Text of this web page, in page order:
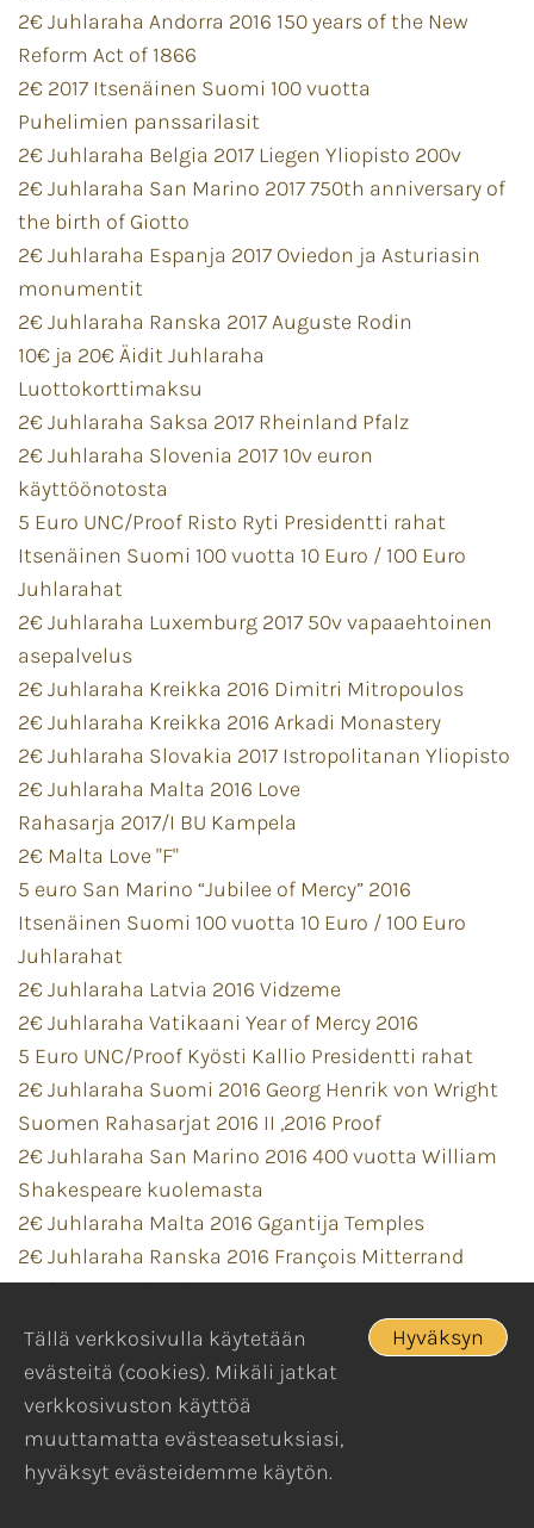
2€ Juhlaraha Andorra 2016 150 years of the New
Reform Act of 1866
2€ 2017 Itsenäinen Suomi 100 vuotta
Puhelimien panssarilasit
2€ Juhlaraha Belgia 2017 Liegen Yliopisto 200v
2€ Juhlaraha San Marino 2017 750th anniversary of
the birth of Giotto
2€ Juhlaraha Espanja 2017 Oviedon ja Asturiasin
monumentit
2€ Juhlaraha Ranska 2017 Auguste Rodin
10€ ja 20€ Äidit Juhlaraha
Luottokorttimaksu
2€ Juhlaraha Saksa 2017 Rheinland Pfalz
2€ Juhlaraha Slovenia 2017 10v euron
käyttöönotosta
5 Euro UNC/Proof Risto Ryti Presidentti rahat
Itsenäinen Suomi 100 vuotta 10 Euro / 100 Euro
Juhlarahat
2€ Juhlaraha Luxemburg 2017 50v vapaaehtoinen
asepalvelus
2€ Juhlaraha Kreikka 2016 Dimitri Mitropoulos
2€ Juhlaraha Kreikka 2016 Arkadi Monastery
2€ Juhlaraha Slovakia 2017 Istropolitanan Yliopisto
2€ Juhlaraha Malta 2016 Love
Rahasarja 2017/I BU Kampela
2€ Malta Love "F"
5 euro San Marino “Jubilee of Mercy” 2016
Itsenäinen Suomi 100 vuotta 10 Euro / 100 Euro
Juhlarahat
2€ Juhlaraha Latvia 2016 Vidzeme
2€ Juhlaraha Vatikaani Year of Mercy 2016
5 Euro UNC/Proof Kyösti Kallio Presidentti rahat
2€ Juhlaraha Suomi 2016 Georg Henrik von Wright
Suomen Rahasarjat 2016 II ,2016 Proof
2€ Juhlaraha San Marino 2016 400 vuotta William
Shakespeare kuolemasta
2€ Juhlaraha Malta 2016 Ggantija Temples
2€ Juhlaraha Ranska 2016 François Mitterrand
Andorra vuosisarja 2015 +2€+2€
2€ Juhlaraha Vatikaani Gendarmeria 2016
2€ Juhlaraha Italia 2016 Plauto
2€ Juhlaraha Italia 2016 Donatello
10 Euro / 20 Euro Juhlaraha Suomalainen Työ Proof
5 Euro UNC/Proof P.E. Svinhufvud ,Presidentti rahat
2€ Juhlaraha Latvia 2016 Agricultural Industry
Tällä verkkosivulla käytetään
evästeitä (cookies). Mikäli jatkat
verkkosivuston käyttöä
muuttamatta evästeasetuksiasi,
hyväksyt evästeidemme käytön.
Hyväksyn